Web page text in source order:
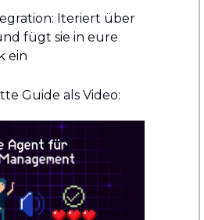
Iteriert über
fügt sie in eure
ein
Guide als Video: